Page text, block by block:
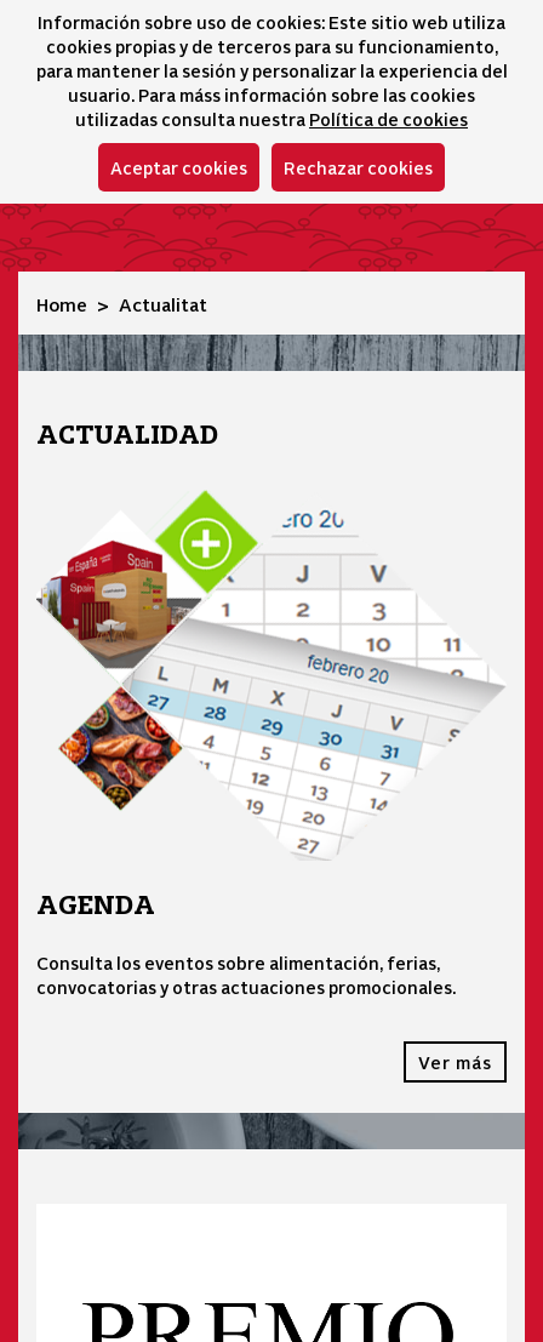
Información sobre uso de cookies: Este sitio web utiliza
cookies propias y de terceros para su funcionamiento,
para mantener la sesión y personalizar la experiencia del
usuario. Para máss información sobre las cookies
utilizadas consulta nuestra Política de cookies
Aceptar cookies Rechazar cookies
Selector idioma
icono
Actualitat
Home Actualitat
ACTUALIDAD
AGENDA
Consulta los eventos sobre alimentación, ferias,
convocatorias y otras actuaciones promocionales.
Ver más